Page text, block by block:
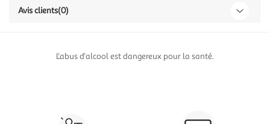
Avis clients(0)
L'abus d'alcool est dangereux pour la santé.